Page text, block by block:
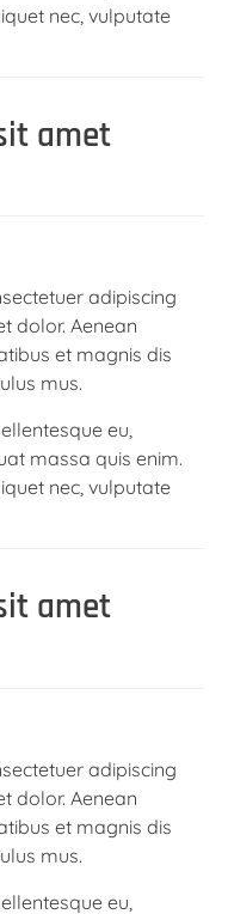
nec, vulputate
amet
adipiscing
dolor. Aenean
et magnis dis
mus.
eu,
massa quis enim.
nec, vulputate
amet
adipiscing
dolor. Aenean
et magnis dis
mus.
eu,